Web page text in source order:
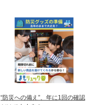
“防災への備え”、年に1回の確認